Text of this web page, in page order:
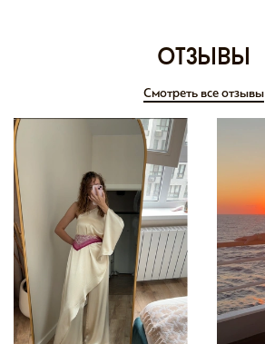
отзывы
Смотреть все отзывы